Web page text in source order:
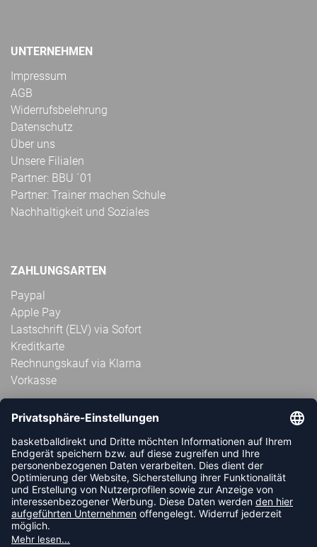
UNTERNEHMEN
Impressum
AGB
Widerrufsbelehrung
Datenschutz
Über uns
Unsere Filialen
Partner: BBU ´01
Partner: Trainer machen Schule
Nachhaltigkeit und Soziales
ZAHLUNGSARTEN
Paypal
Apple Pay
Lastschrift (ELV) via Sofort
Kreditkarte
Rechnungskauf via Klarna
Vorkasse
ABONNIERE JETZT DEN KOSTENLOSEN
HANDBALLDIREKT-NEWSLETTER UND VERPASSE KEINE
NEUIGKEIT ODER AKTION MEHR.
JETZT ANMELDEN